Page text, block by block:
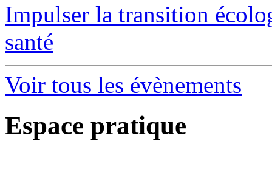
Impulser la transition
santé
Voir tous les évènements
Espace pratique